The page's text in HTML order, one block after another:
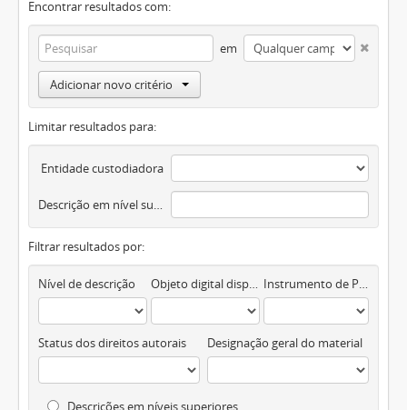
Encontrar resultados com:
em
Adicionar novo critério
Limitar resultados para:
Entidade custodiadora
Descrição em nível superior
Filtrar resultados por:
Nível de descrição Objeto digital disponível Instrumento de Pesquisa
Status dos direitos autorais Designação geral do material
Descrições em níveis superiores